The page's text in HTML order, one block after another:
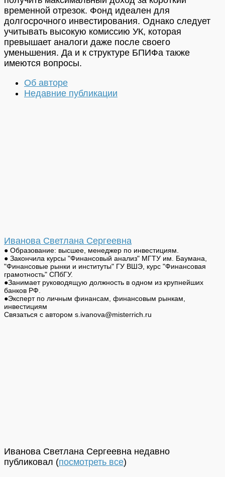
временной отрезок. Фонд идеален для
долгосрочного инвестирования. Однако следует
учитывать высокую комиссию УК, которая
превышает аналоги даже после своего
уменьшения. Да и к структуре БПИФа также
имеются вопросы.
Об авторе
Недавние публикации
Иванова Светлана Сергеевна
● Образование: высшее, менеджер по инвестициям.
● Закончила курсы "Финансовый анализ" МГТУ им. Баумана,
"Финансовые рынки и институты" ГУ ВШЭ, курс "Финансовая
грамотность" СПбГУ.
●Занимает руководящую должность в одном из крупнейших
банков РФ.
●Эксперт по личным финансам, финансовым рынкам,
инвестициям
Связаться с автором s.ivanova@misterrich.ru
Иванова Светлана Сергеевна недавно
публиковал (посмотреть все)